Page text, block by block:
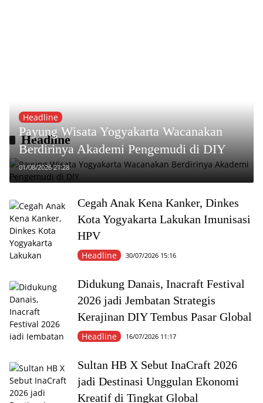
Headline
Headline
Payung Wisata Yogyakarta Wacanakan
Berdirinya Akademi Pengemudi di DIY
01/08/2026 21:28
Cegah Anak Kena Kanker, Dinkes
Kota Yogyakarta Lakukan Imunisasi
HPV
Headline 30/07/2026 15:16
Didukung Danais, Inacraft Festival
2026 jadi Jembatan Strategis
Kerajinan DIY Tembus Pasar Global
Headline 16/07/2026 11:17
Sultan HB X Sebut InaCraft 2026
jadi Destinasi Unggulan Ekonomi
Kreatif di Tingkat Global